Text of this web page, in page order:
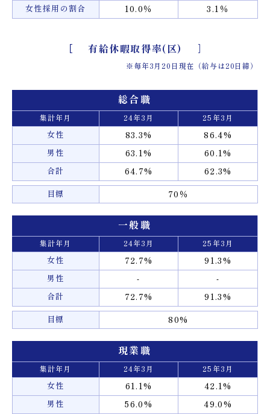
女性採用の割合 10.0％ 3.1％
有給休暇取得率(区)
※毎年3月20日現在（給与は20日締）
総合職
集計年月 24年3月 25年3月
女性 83.3% 86.4%
男性 63.1% 60.1%
合計 64.7% 62.3%
目標 70％
一般職
集計年月 24年3月 25年3月
女性 72.7% 91.3%
男性 - -
合計 72.7% 91.3%
目標 80%
現業職
集計年月 24年3月 25年3月
女性 61.1% 42.1%
男性 56.0% 49.0%